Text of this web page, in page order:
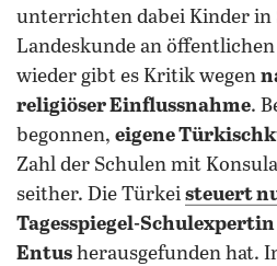
unterrichten dabei Kinder in
Landeskunde an
wieder gibt es Kritik wegen
religiöser Einflussnahme.
begonnen, eigene
Zahl der Schulen mit
seither. Die Türkei steuert
Tagesspiegel-
Entus herausgefunden hat.